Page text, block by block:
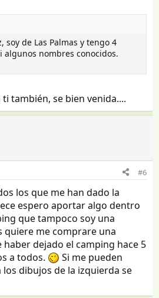
soy de Las Palmas y tengo 4
algunos nombres conocidos.
también, se bien venida....
#6
los que me han dado la
espero aportar algo dentro
que tampoco soy una
quiere me comprare una
haber dejado el camping hace 5
a todos.
Si me pueden
dibujos de la izquierda se